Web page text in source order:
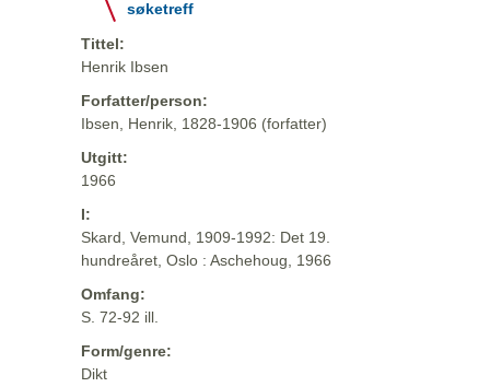
søketreff
Tittel:
Henrik Ibsen
Forfatter/person:
Ibsen, Henrik, 1828-1906 (forfatter)
Utgitt:
1966
I:
Skard, Vemund, 1909-1992: Det 19.
hundreåret, Oslo : Aschehoug, 1966
Omfang:
S. 72-92 ill.
Form/genre:
Dikt